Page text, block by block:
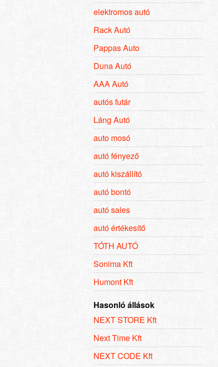
elektromos autó
Rack Autó
Pappas Auto
Duna Autó
AAA Autó
autós futár
Láng Autó
auto mosó
autó fényező
autó kiszállító
autó bontó
autó sales
autó értékesítő
TÓTH AUTÓ
Sonima Kft
Humont Kft
Hasonló állások
NEXT STORE Kft
Next Time Kft
NEXT CODE Kft